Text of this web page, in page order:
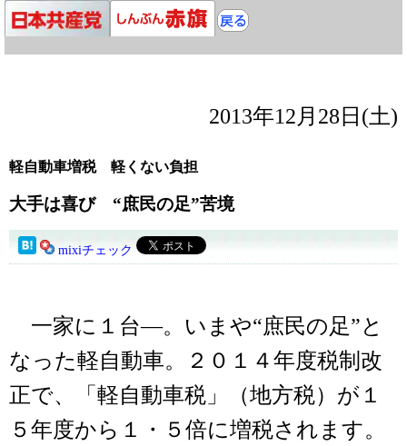
2013年12月28日(土)
軽自動車増税 軽くない負担
大手は喜び “庶民の足”苦境
mixiチェック
一家に１台―。いまや“庶民の足”と
なった軽自動車。２０１４年度税制改
正で、「軽自動車税」（地方税）が１
５年度から１・５倍に増税されます。